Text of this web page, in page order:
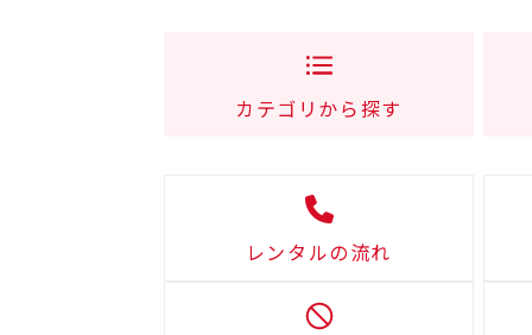
カテゴリから探す
レンタルの流れ